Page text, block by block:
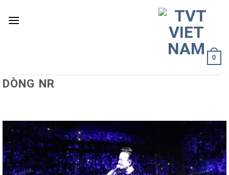
0
DÒNG NR